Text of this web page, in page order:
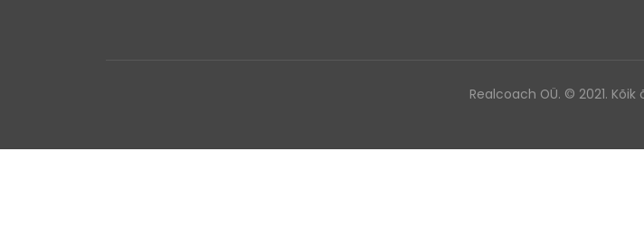
Realcoach OÜ. © 2021.